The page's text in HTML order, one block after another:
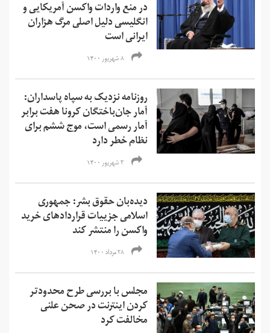
در منع واردات واکسن‌ آمریکایی و
انگلیسی دلیل اصلی مرگ هزاران
ایرانی است
۸ شهریور ۱۴۰۰
روزنامه نزدیک به سپاه پاسداران:
آمار جان‌باختگان کرونا هفت برابر
آمار رسمی است، موج ششم برای
نظام خطر دارد
۳ شهریور ۱۴۰۰
دیده‌بان حقوق بشر: جمهوری
اسلامی جزییات قراردادهای خرید
واکسن را منتشر کند
۲۸ مرداد ۱۴۰۰
مجلس با بررسی طرح محدودتر
کردن اینترنت در صحن علنی
مخالفت کرد